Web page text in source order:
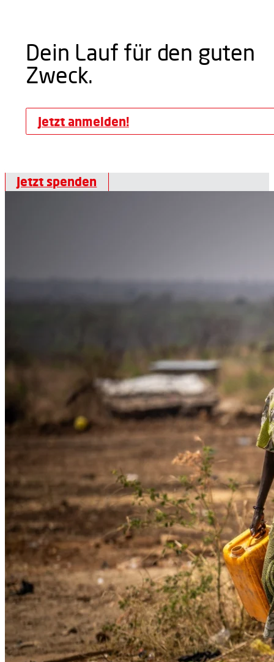
Dein Lauf für den guten
Zweck.
Jetzt anmelden!
Jetzt spenden